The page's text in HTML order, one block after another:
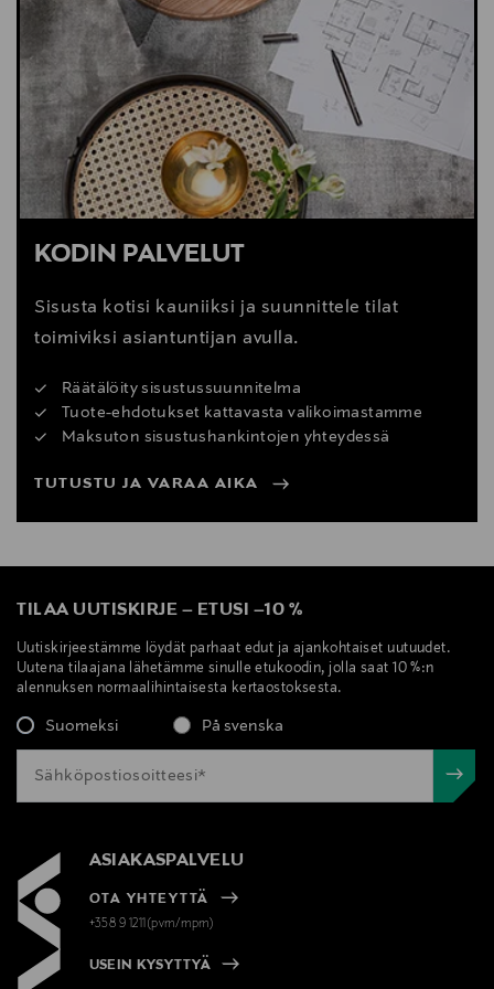
Veldkant 21, 2550, Kontich, Belgium
Digitaalinen osoite
info@serax.com
Avainsanat
valerie_objects, Muller Van Severen, teräsvalaisin,
riippuvalaisin, valaisin, lamppu
KODIN PALVELUT
Sisusta kotisi kauniiksi ja suunnittele tilat
toimiviksi asiantuntijan avulla.
Räätälöity sisustussuunnitelma
Tuote-ehdotukset kattavasta valikoimastamme
Maksuton sisustushankintojen yhteydessä
TUTUSTU JA VARAA AIKA
TILAA UUTISKIRJE – ETUSI –10 %
Uutiskirjeestämme löydät parhaat edut ja ajankohtaiset uutuudet.
Uutena tilaajana lähetämme sinulle etukoodin, jolla saat 10 %:n
alennuksen normaalihintaisesta kertaostoksesta.
Suomeksi På svenska
ASIAKASPALVELU
OTA YHTEYTTÄ
+358 9 1211(pvm/mpm)
USEIN KYSYTTYÄ